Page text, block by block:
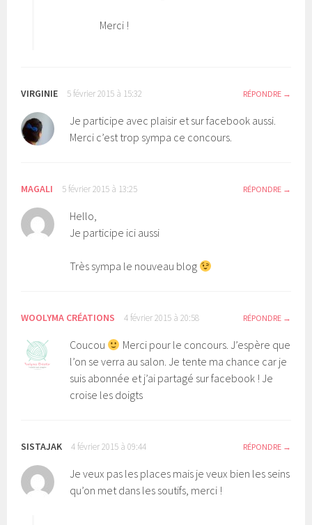
Merci !
VIRGINIE 5 février 2015 à 15:32 RÉPONDRE
Je participe avec plaisir et sur facebook aussi.
Merci c’est trop sympa ce concours.
MAGALI 5 février 2015 à 13:25 RÉPONDRE
Hello,
Je participe ici aussi
Très sympa le nouveau blog
WOOLYMA CRÉATIONS 4 février 2015 à 20:58 RÉPONDRE
Coucou
Merci pour le concours. J’espère que
l’on se verra au salon. Je tente ma chance car je
suis abonnée et j’ai partagé sur facebook ! Je
croise les doigts
SISTAJAK 4 février 2015 à 09:44 RÉPONDRE
Je veux pas les places mais je veux bien les seins
qu’on met dans les soutifs, merci !